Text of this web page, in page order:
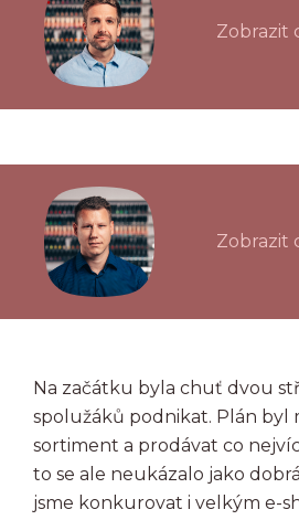
Zobrazit
Zobrazit
Na začátku byla chuť dvou
spolužáků podnikat. Plán byl
sortiment a prodávat co
to se ale neukázalo jako
jsme konkurovat i velkým e-